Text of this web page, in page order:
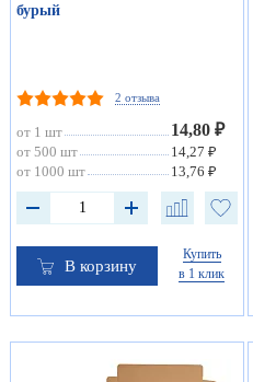
бурый
2 отзыва
от 1 шт 14,80 ₽
от 500 шт
14,27 ₽
от 1000 шт
13,76 ₽
В корзину
Купить
в 1 клик